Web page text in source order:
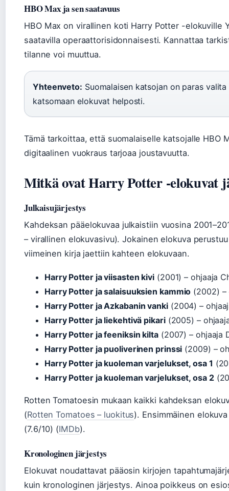
HBO Max ja sen saatavuus
HBO Max on virallinen koti Harry Potter -elokuville
saatavilla operaattorisidonnaisesti. Kannattaa
tilanne voi muuttua.
Yhteenveto: Suomalaisen katsojan on paras
katsomaan elokuvat helposti.
Tämä tarkoittaa, että suomalaiselle katsojalle HBO
digitaalinen vuokraus tarjoaa joustavuutta.
Mitkä ovat Harry Potter -elokuvat
Julkaisujärjestys
Kahdeksan pääelokuvaa julkaistiin vuosina
– virallinen elokuvasivu). Jokainen elokuva
viimeinen kirja jaettiin kahteen elokuvaan.
Harry Potter ja viisasten kivi (2001) – ohjaaja
Harry Potter ja salaisuuksien kammio (2002) –
Harry Potter ja Azkabanin vanki(2004) –
Harry Potter ja liekehtivä pikari(2005) –
Harry Potter ja feeniksin kilta(2007) – ohjaaja
Harry Potter ja puoliverinen prinssi (2009) –
Harry Potter ja kuoleman varjelukset, osa 1
Harry Potter ja kuoleman varjelukset, osa 2
Rotten Tomatoesin mukaan kaikki kahdeksan
(Rotten Tomatoes – luokitus). Ensimmäinen
(7.6/10) (IMDb).
Kronologinen järjestys
Elokuvat noudattavat pääosin kirjojen
kuin kronologinen järjestys. Ainoa poikkeus on